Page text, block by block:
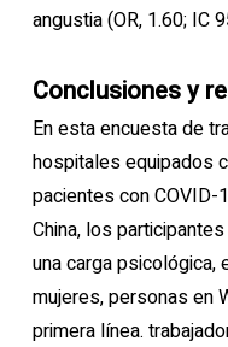
angustia (OR, 1.60; IC
Conclusiones y
En esta encuesta de
hospitales equipados
pacientes con COVID-
China, los
una carga
mujeres, personas en
primera línea.